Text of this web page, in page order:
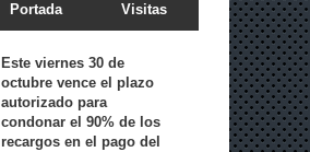
Portada Visitas
Este viernes 30 de
octubre vence el plazo
autorizado para
condonar el 90% de los
recargos en el pago del